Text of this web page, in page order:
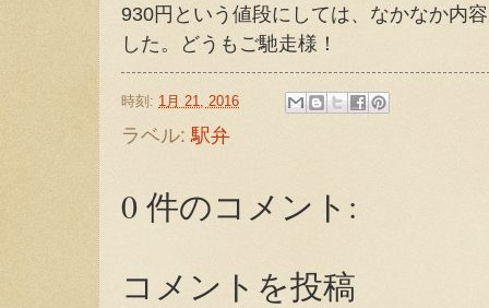
930円という値段にしては、なかなか内
した。どうもご馳走様！
時刻: 1月 21, 2016
ラベル: 駅弁
0 件のコメント:
コメントを投稿